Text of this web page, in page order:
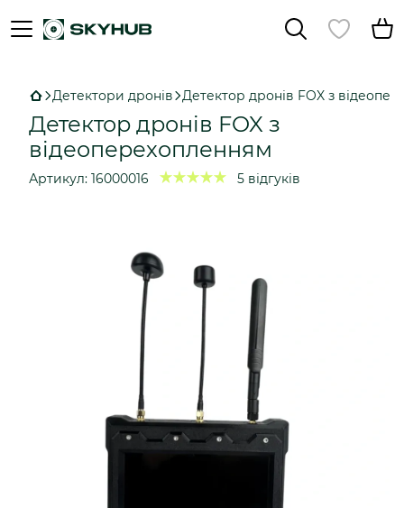
Детектори дронів Детектор дронів FOX з
Детектор дронів FOX з
відеоперехопленням
Артикул: 16000016 5 відгуків